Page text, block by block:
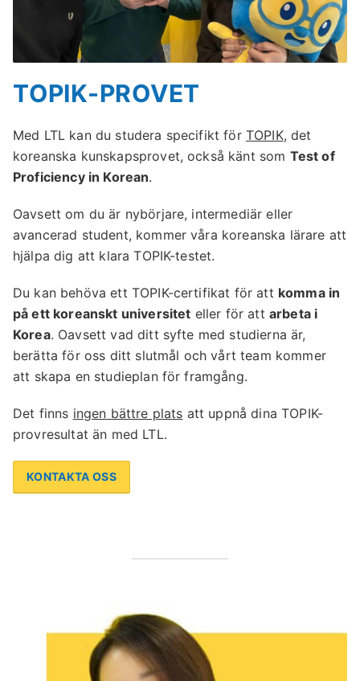
TOPIK-PROVET
Med LTL kan du studera specifikt för TOPIK, det
koreanska kunskapsprovet, också känt som Test of
Proficiency in Korean.
Oavsett om du är nybörjare, intermediär eller
avancerad student, kommer våra koreanska lärare att
hjälpa dig att klara TOPIK-testet.
Du kan behöva ett TOPIK-certifikat för att komma in
på ett koreanskt universitet eller för att arbeta i
Korea. Oavsett vad ditt syfte med studierna är,
berätta för oss ditt slutmål och vårt team kommer
att skapa en studieplan för framgång.
Det finns ingen bättre plats att uppnå dina TOPIK-
provresultat än med LTL.
KONTAKTA OSS